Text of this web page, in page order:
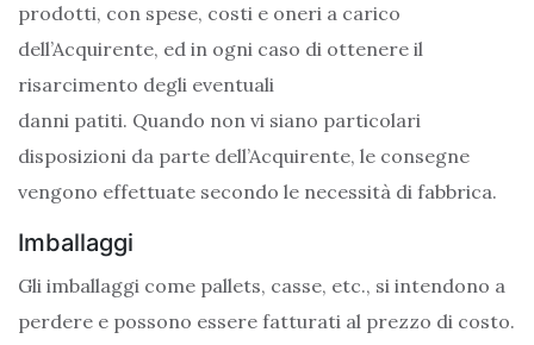
prodotti, con spese, costi e oneri a carico
dell’Acquirente, ed in ogni caso di ottenere il
risarcimento degli eventuali
danni patiti. Quando non vi siano particolari
disposizioni da parte dell’Acquirente, le consegne
vengono effettuate secondo le necessità di fabbrica.
Imballaggi
Gli imballaggi come pallets, casse, etc., si intendono a
perdere e possono essere fatturati al prezzo di costo.